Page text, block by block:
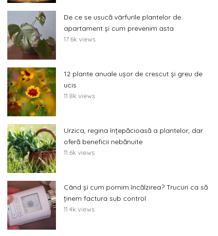
De ce se usucă vârfurile plantelor de
apartament și cum prevenim asta
17.6k views
12 plante anuale ușor de crescut și greu de
ucis
11.8k views
Urzica, regina înțepăcioasă a plantelor, dar
oferă beneficii nebănuite
11.6k views
Când și cum pornim încălzirea? Trucuri ca să
ținem factura sub control
11.4k views